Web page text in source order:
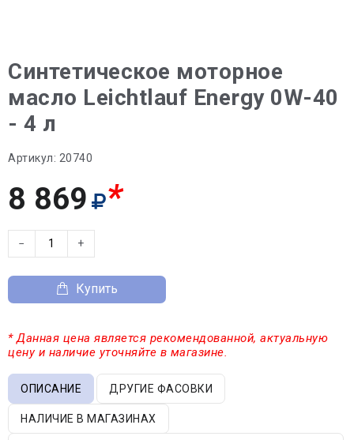
Синтетическое моторное
масло Leiсhtlauf Energy 0W-40
- 4 л
Артикул: 20740
8 869 *
− +
Купить
* Данная цена является рекомендованной, актуальную
цену и наличие уточняйте в магазине.
ОПИСАНИЕ ДРУГИЕ ФАСОВКИ
НАЛИЧИЕ В МАГАЗИНАХ